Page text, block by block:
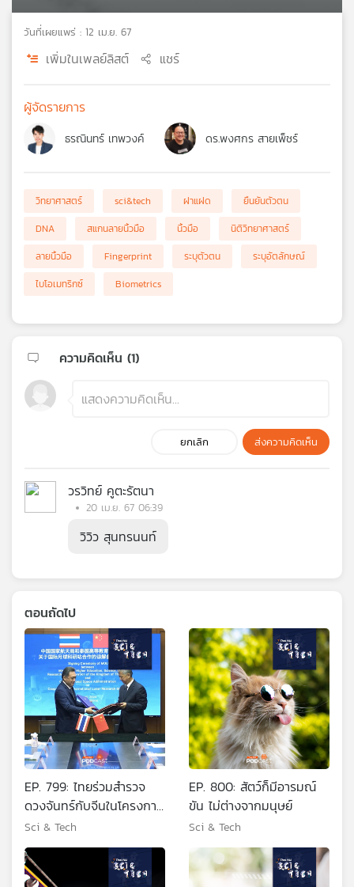
บี
เอส
วิทยุ
เครือ
ข่าย
วันที่เผยแพร่ : 12 เม.ย. 67
เพิ่มในเพลย์ลิสต์ แชร์
ผู้จัดรายการ
ธรณินทร์ เทพวงค์ ดร.พงศกร สายเพ็ชร์
วิทยาศาสตร์ sci&tech ฝาแฝด
ยืนยันตัวตน
DNA
สแกนลายนิ้วมือ นิ้วมือ
นิติวิทยาศาสตร์
ลายนิ้วมือ
Fingerprint ระบุตัวตน
ระบุอัตลักษณ์
ไบโอเมทริกซ์
Biometrics
ความคิดเห็น (1)
ยกเลิก ส่งความคิดเห็น
วรวิทย์ คูตะรัตนา
20 เม.ย. 67 06:39
วิวิว สุนทรนนท์
ตอนถัดไป
EP. 799: ไทยร่วมสำรวจ
ดวงจันทร์กับจีนในโครงการ
ILRS
Sci & Tech
EP. 800: สัตว์ก็มีอารมณ์
ขัน ไม่ต่างจากมนุษย์
Sci & Tech